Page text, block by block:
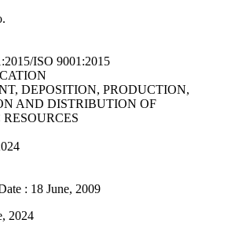
ISO 9001:2015
DEPOSITION, PRODUCTION,
AND DISTRIBUTION OF
: 18 June, 2009
2024